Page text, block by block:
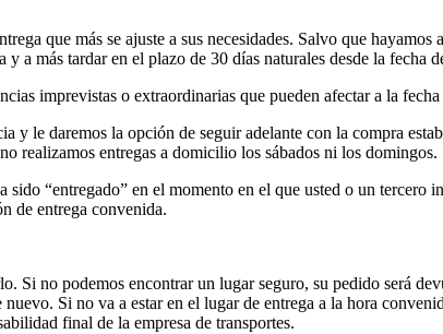
que más se ajuste a sus necesidades. Salvo que
a más tardar en el plazo de 30 días naturales desde la fecha
imprevistas o extraordinarias que pueden afectar a la fecha
le daremos la opción de seguir adelante con la compra
realizamos entregas a domicilio los sábados ni los domingos.
“entregado” en el momento en el que usted o un tercero
de entrega convenida.
Si no podemos encontrar un lugar seguro, su pedido será
Si no va a estar en el lugar de entrega a la hora
final de la empresa de transportes.